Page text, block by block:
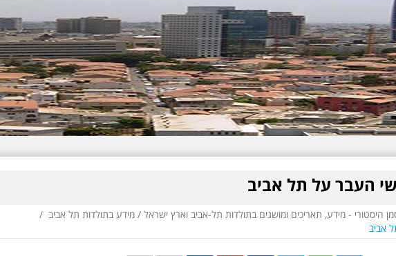
העבר על תל אביב
היסטורי - מידע, תאריכים ומושגים בתולדות תל-אביב וארץ ישראל / מידע בתולדות תל אביב /
אביב